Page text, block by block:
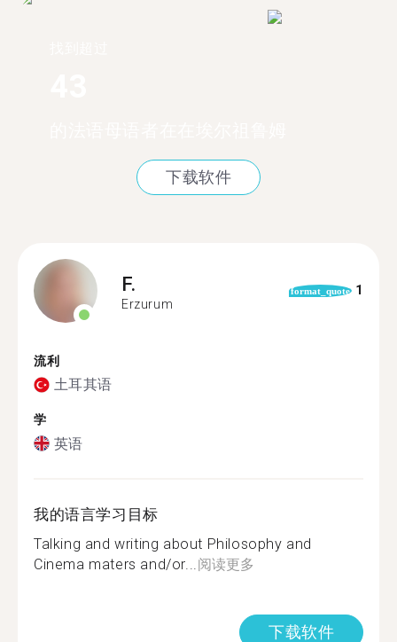
下载软件
F.
Erzurum
format_quote 1
流利
土耳其语
学
英语
我的语言学习目标
Talking and writing about Philosophy and
Cinema maters and/or... 阅读更多
下载软件